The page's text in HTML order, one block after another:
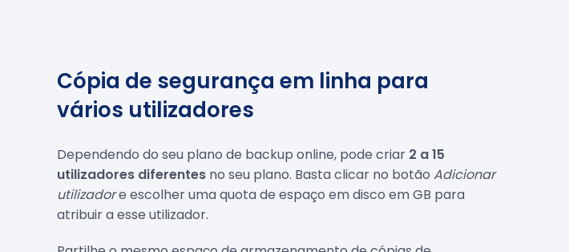
Cópia de segurança em linha para
vários utilizadores
Dependendo do seu plano de backup online, pode criar 2 a 15
utilizadores diferentes no seu plano. Basta clicar no botão Adicionar
utilizadore escolher uma quota de espaço em disco em GB para
atribuir a esse utilizador.